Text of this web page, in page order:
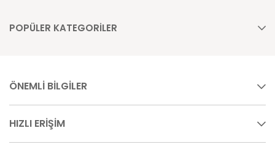
POPÜLER KATEGORİLER
ÖNEMLİ BİLGİLER
HIZLI ERİŞİM